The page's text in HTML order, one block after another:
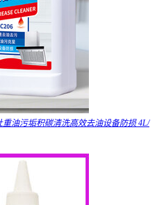
重油污垢积碳清洗高效去油设备防损 4L/